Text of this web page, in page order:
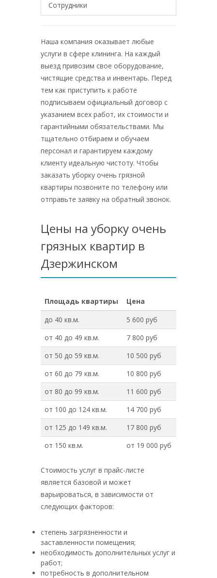
Сотрудники
Наша компания оказывает любые
услуги в сфере клининга. На каждый
выезд привозим свое оборудование,
чистящие средства и инвентарь. Перед
тем как приступить к работе
подписываем официальный договор с
указанием всех работ, их стоимости и
гарантийными обязательствами. Мы
тщательно отбираем и обучаем
персонал и гарантируем каждому
клиенту идеальную чистоту. Чтобы
заказать уборку очень грязной
квартиры позвоните по телефону или
отправьте заявку на обратный звонок.
Цены на уборку очень
грязных квартир в
Дзержинском
Площадь квартиры
Цена
до 40 кв.м.
5 600 руб
от 40 до 49 кв.м.
7 800 руб
от 50 до 59 кв.м.
10 500 руб
от 60 до 79 кв.м.
10 800 руб
от 80 до 99 кв.м.
11 600 руб
от 100 до 124 кв.м.
14 700 руб
от 125 до 149 кв.м.
17 800 руб
от 150 кв.м.
от 19 000 руб
Стоимость услуг в прайс-листе
является базовой и может
варьироваться, в зависимости от
следующих факторов:
степень загрязненности и
заставленности помещения;
необходимость дополнительных услуг и
работ;
потребность в дополнительном